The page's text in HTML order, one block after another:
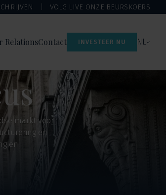
VOLG LIVE ONZE BEURSKOERS
RelationsContact INVESTEER NU NL
markt voor
en
en